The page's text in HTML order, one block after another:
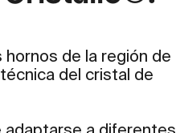
de la región de
del cristal de